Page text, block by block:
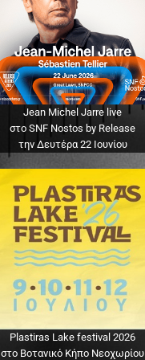
Jean Michel Jarre live
στο SNF Nostos by Release
την Δευτέρα 22 Ιουνίου
Plastiras Lake festival 2026
στο Βοτανικό Κήπο Νεοχωρίου